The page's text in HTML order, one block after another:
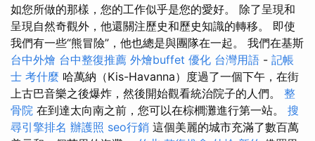
如您所做的那樣，您的工作似乎是您的愛好。 除了呈現和
呈現自然奇觀外，他還關注歷史和歷史知識的轉移。 即使
我們有一些“熊冒險”，他也總是與團隊在一起。 我們在基斯
台中外燴 台中整復推薦 外燴buffet 優化 台灣用語 - 記帳
士 考什麼 哈萬納（Kis-Havanna）度過了一個下午，在街
上古巴音樂之後爆炸，然後開始觀看統治院子的人們。 整
骨院 在到達太向南之前，您可以在棕櫚灘進行第一站。 搜
尋引擎排名 辦護照 seo行銷 這個美麗的城市充滿了數百萬